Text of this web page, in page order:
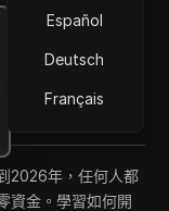
Español
Deutsch
Français
2026年，任何人都
資金。學習如何開